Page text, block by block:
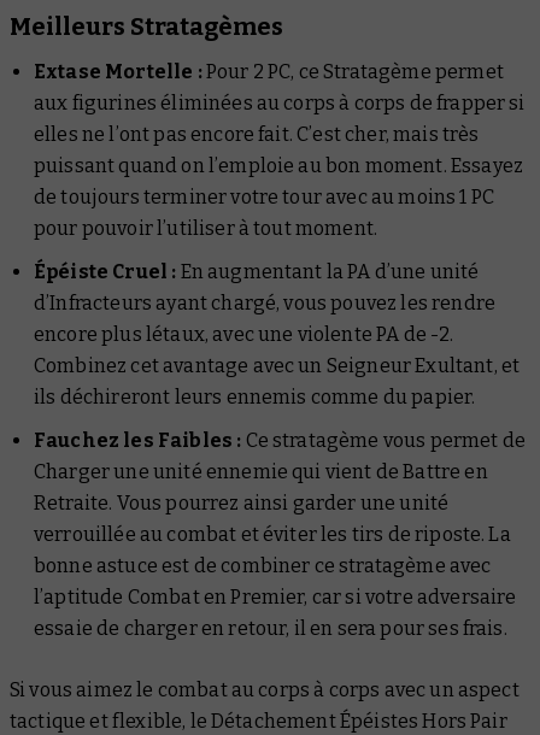
Meilleurs Stratagèmes
Extase Mortelle :Pour 2 PC, ce Stratagème permet
aux figurines éliminées au corps à corps de frapper si
elles ne l’ont pas encore fait. C’est cher, mais très
puissant quand on l’emploie au bon moment. Essayez
de toujours terminer votre tour avec au moins 1 PC
pour pouvoir l’utiliser à tout moment.
Épéiste Cruel : En augmentant la PA d’une unité
d’Infracteurs ayant chargé, vous pouvez les rendre
encore plus létaux, avec une violente PA de -2.
Combinez cet avantage avec un Seigneur Exultant, et
ils déchireront leurs ennemis comme du papier.
Fauchez les Faibles : Ce stratagème vous permet de
Charger une unité ennemie qui vient de Battre en
Retraite. Vous pourrez ainsi garder une unité
verrouillée au combat et éviter les tirs de riposte. La
bonne astuce est de combiner ce stratagème avec
l’aptitude Combat en Premier, car si votre adversaire
essaie de charger en retour, il en sera pour ses frais.
Si vous aimez le combat au corps à corps avec un aspect
tactique et flexible, le Détachement Épéistes Hors Pair